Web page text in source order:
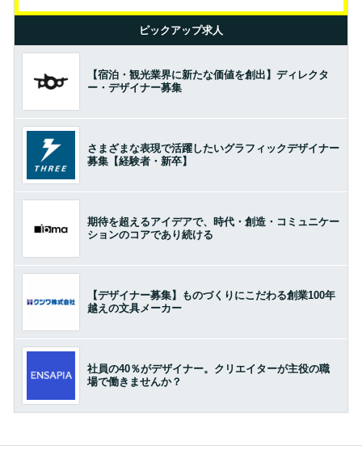
ピックアップ求人
【宿泊・観光業界に新たな価値を創出】ディレクタ
ー・デザイナー募集
さまざまな表現で活躍したいグラフィックデザイナー
募集【経験者・新卒】
期待を超えるアイデアで、時代・創造・コミュニケー
ションのコアであり続ける
【デザイナー募集】ものづくりにこだわる創業100年
越えの文具メーカー
社員の40％がデザイナー。クリエイターが主役の職
場で働きませんか？